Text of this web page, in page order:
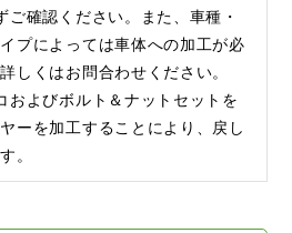
ご確認ください。また、車種・
プによっては車体への加工が必
しくはお問合わせください。
およびボルト＆ナットセットを
ーを加工することにより、戻し
。